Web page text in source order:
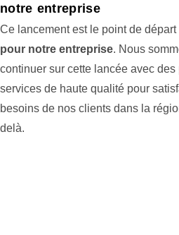
notre entreprise
Ce lancement est le point de départ
pour notre entreprise. Nous
continuer sur cette lancée avec des
services de haute qualité pour
besoins de nos clients dans la
delà.